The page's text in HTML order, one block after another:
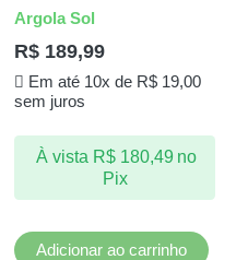
Argola Sol
R$ 189,99
Em até 10x de R$19,00
sem juros
À vista R$180,49 no
Pix
Adicionar ao carrinho